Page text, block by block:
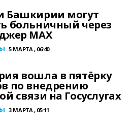
Башкирии могут
больничный через
МАХ
5 МАРТА , 06:40
вошла в пятёрку
по внедрению
связи на Госуслугах
3 МАРТА , 05:11